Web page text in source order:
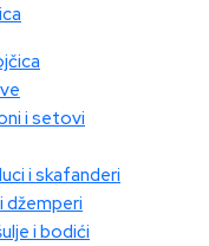
i setovi
i skafanderi
džemperi
i bodići